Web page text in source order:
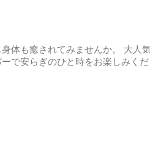
体も癒されてみませんか。 大人
で安らぎのひと時をお楽しみくだ